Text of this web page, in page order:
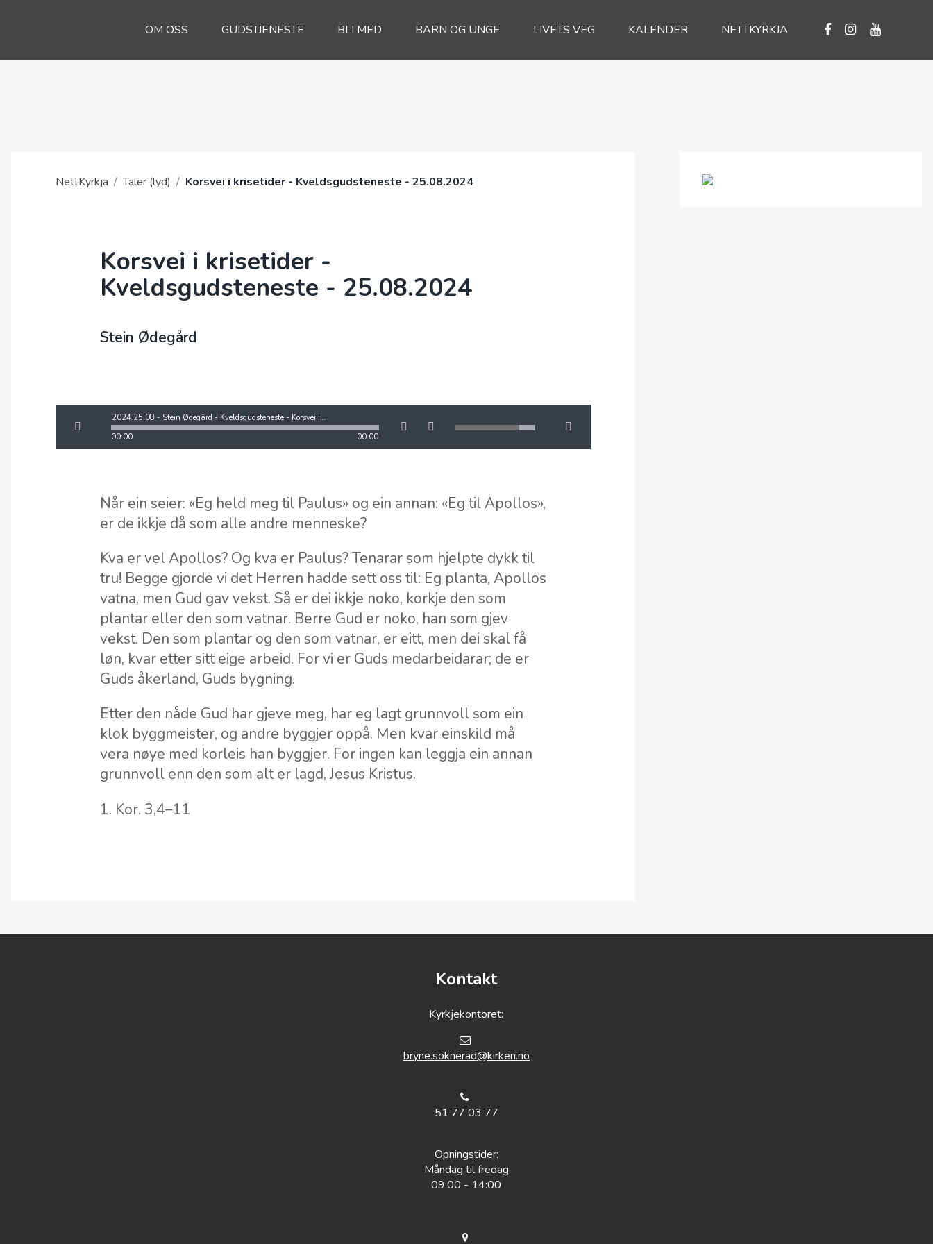
OM OSS GUDSTJENESTE BLI MED BARN OG UNGE LIVETS VEG KALENDER NETTKYRKJA
NettKyrkja / Taler (lyd) / Korsvei i krisetider - Kveldsgudsteneste - 25.08.2024
Korsvei i krisetider -
Kveldsgudsteneste - 25.08.2024
Stein Ødegård
00:00 00:00
2024.25.08 - Stein Ødegård - Kveldsgudsteneste - Korsvei i krisetider.mp3
Når ein seier: «Eg held meg til Paulus» og ein annan: «Eg til Apollos»,
er de ikkje då som alle andre menneske?
Kva er vel Apollos? Og kva er Paulus? Tenarar som hjelpte dykk til
tru! Begge gjorde vi det Herren hadde sett oss til: Eg planta, Apollos
vatna, men Gud gav vekst. Så er dei ikkje noko, korkje den som
plantar eller den som vatnar. Berre Gud er noko, han som gjev
vekst. Den som plantar og den som vatnar, er eitt, men dei skal få
løn, kvar etter sitt eige arbeid. For vi er Guds medarbeidarar; de er
Guds åkerland, Guds bygning.
Etter den nåde Gud har gjeve meg, har eg lagt grunnvoll som ein
klok byggmeister, og andre byggjer oppå. Men kvar einskild må
vera nøye med korleis han byggjer. For ingen kan leggja ein annan
grunnvoll enn den som alt er lagd, Jesus Kristus.
1. Kor. 3,4–11
Kontakt
Kyrkjekontoret:
bryne.soknerad@kirken.no
51 77 03 77
Opningstider:
Måndag til fredag
09:00 - 14:00